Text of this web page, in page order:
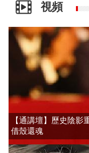
視頻
【通講壇】歷史陰影
借殼還魂